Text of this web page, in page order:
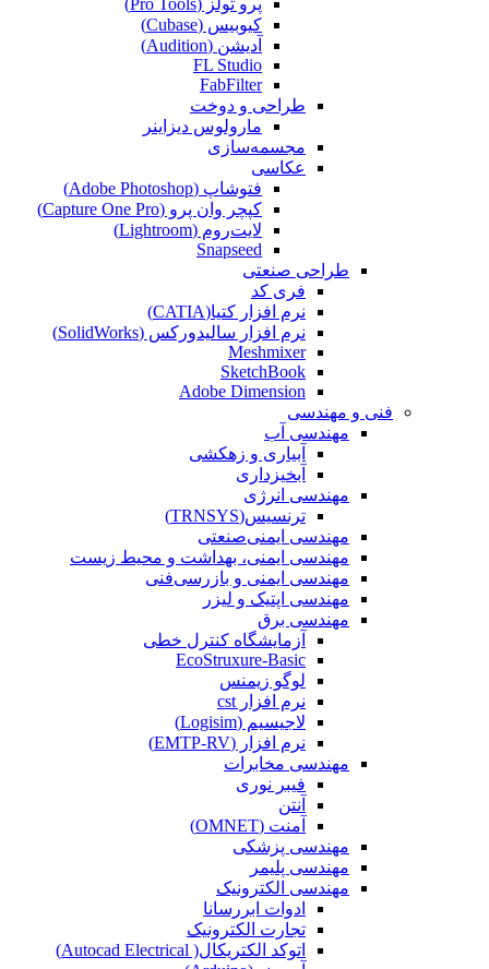
کیوبیس (Cubase‎)
آدیشن (Audition)
FL Studio
FabFilter
طراحی و دوخت
مارولوس دیزاینر
مجسمه‌سازی‌
عکاسی
فتوشاپ (Adobe Photoshop)
کپچر وان پرو (Capture One Pro)
لایت‌روم (Lightroom)
Snapseed
طراحی صنعتی
فری کد
نرم افزار کتیا(CATIA)
نرم افزار سالیدورکس (SolidWorks)
Meshmixer
SketchBook
Adobe Dimension
فنی و مهندسی
مهندسی آب
آبیاری و زهکشی
آبخیزداری
مهندسی انرژی
ترنسیس(TRNSYS)
مهندسی ایمنی‌صنعتی
مهندسی ایمنی، بهداشت و محیط زیست
مهندسی ایمنی‌ و‌ بازرسی‌فنی
مهندسی اپتیک و لیزر
مهندسی برق
آزمایشگاه کنترل خطی
EcoStruxure-Basic
لوگو زیمنس
نرم افزار cst
لاجیسیم (Logisim)
نرم افزار (EMTP-RV)
مهندسی مخابرات
فیبر نوری
آنتن
آمنت (OMNET)
مهندسی پزشکی
مهندسی پلیمر
مهندسی الکترونیک
ادوات ابررسانا
تجارت الکترونیک
اتوکد الکتریکال( Autocad Electrical)